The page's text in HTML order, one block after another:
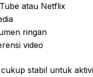
atau Netflix
ringan
video
stabil untuk